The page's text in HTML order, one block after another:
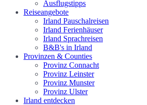
Ausflugstipps
Reiseangebote
Irland Pauschalreisen
Irland Ferienhäuser
Irland Sprachreisen
B&B's in Irland
Provinzen & Counties
Provinz Connacht
Provinz Leinster
Provinz Munster
Provinz Ulster
Irland entdecken